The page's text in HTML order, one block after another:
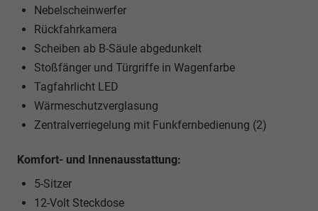
Nebelscheinwerfer
Rückfahrkamera
Scheiben ab B-Säule abgedunkelt
Stoßfänger und Türgriffe in Wagenfarbe
Tagfahrlicht LED
Wärmeschutzverglasung
Zentralverriegelung mit Funkfernbedienung (2)
Komfort- und Innenausstattung:
5-Sitzer
12-Volt Steckdose